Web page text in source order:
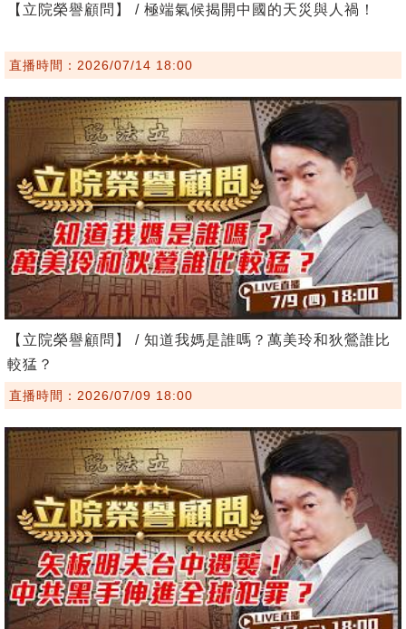
【立院榮譽顧問】 / 極端氣候揭開中國的天災與人禍！
直播時間：2026/07/14 18:00
【立院榮譽顧問】 / 知道我媽是誰嗎？萬美玲和狄鶯誰比
較猛？
直播時間：2026/07/09 18:00